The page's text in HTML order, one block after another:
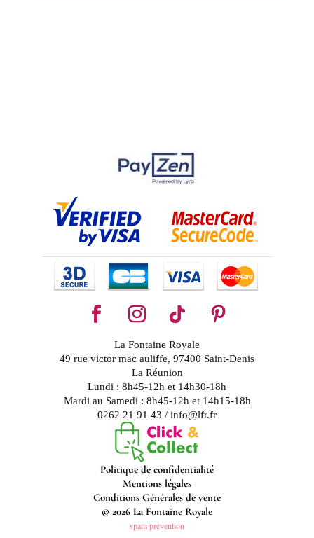
La Fontaine Royale
49 rue victor mac auliffe, 97400 Saint-Denis
La Réunion
Lundi : 8h45-12h et 14h30-18h
Mardi au Samedi : 8h45-12h et 14h15-18h
0262 21 91 43 / info@lfr.fr
Politique de confidentialité
Mentions légales
Conditions Générales de vente
© 2026 La Fontaine Royale
spam prevention